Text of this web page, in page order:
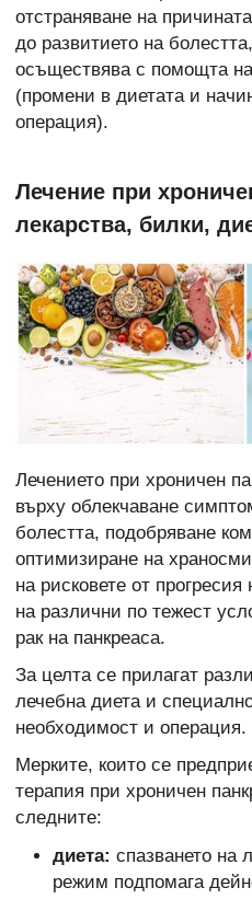
отстраняване на
до развитието на
осъществява с помощта
(промени в диетата и
операция).
Лечение при
лекарства, билки,
Лечението при хроничен
върху облекчаване
болестта, подобряване
оптимизиране на
на рисковете от
на различни по тежест
рак на панкреаса.
За целта се прилагат
лечебна диета и
необходимост и операция.
Мерките, които се
терапия при хроничен
следните:
диета: спазването на
режим подпомага